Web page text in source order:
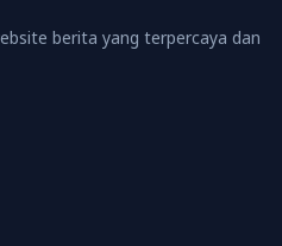
berita yang terpercaya dan